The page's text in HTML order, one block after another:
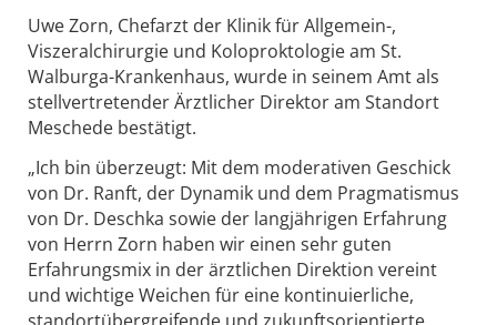
Uwe Zorn, Chefarzt der Klinik für Allgemein-,
Viszeralchirurgie und Koloproktologie am St.
Walburga-Krankenhaus, wurde in seinem Amt als
stellvertretender Ärztlicher Direktor am Standort
Meschede bestätigt.
„Ich bin überzeugt: Mit dem moderativen Geschick
von Dr. Ranft, der Dynamik und dem Pragmatismus
von Dr. Deschka sowie der langjährigen Erfahrung
von Herrn Zorn haben wir einen sehr guten
Erfahrungsmix in der ärztlichen Direktion vereint
und wichtige Weichen für eine kontinuierliche,